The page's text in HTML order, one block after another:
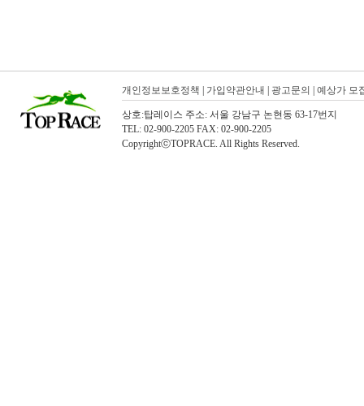
개인정보보호정책 가입약관안내 광고문의 예상가 모
상호:탑레이스 주소: 서울 강남구 논현동 63-17번지
TEL: 02-900-2205 FAX: 02-900-2205
CopyrightⓒTOPRACE. All Rights Reserved.